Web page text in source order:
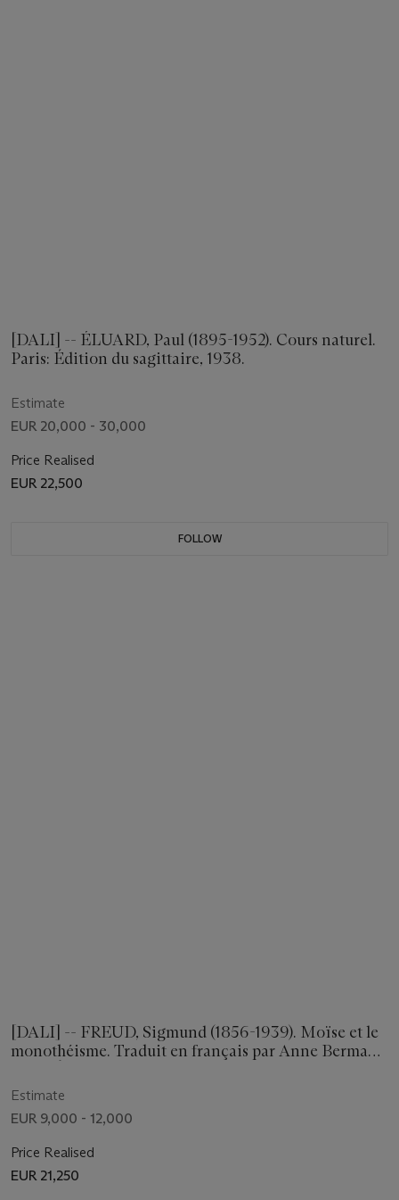
[DALI] -- ÉLUARD, Paul (1895-1952). Cours naturel.
Paris: Édition du sagittaire, 1938.
Estimate
EUR 20,000 - 30,000
Price Realised
EUR 22,500
FOLLOW
[DALI] -- FREUD, Sigmund (1856-1939). Moïse et le
monothéisme. Traduit en français par Anne Berman.
1974.
Estimate
EUR 9,000 - 12,000
Price Realised
EUR 21,250